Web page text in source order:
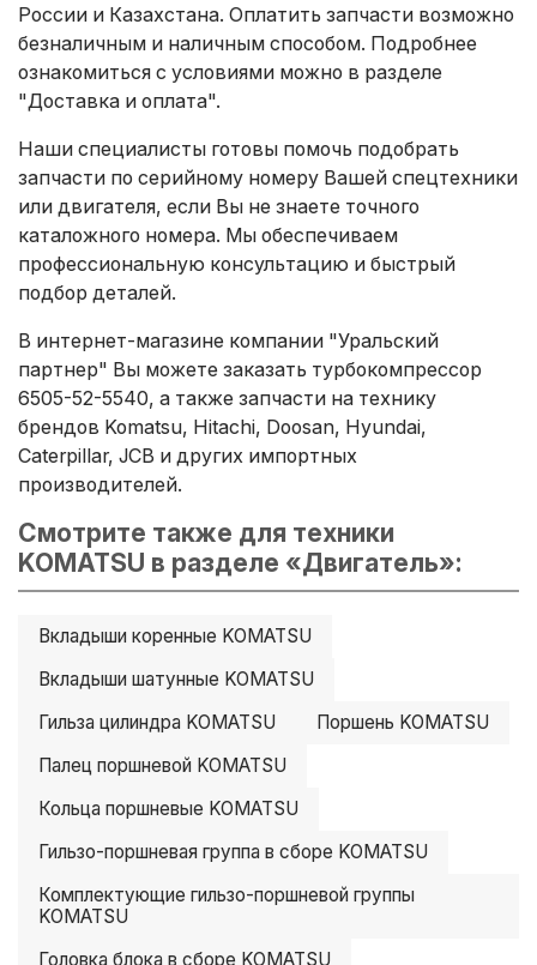
России и Казахстана. Оплатить запчасти возможно
безналичным и наличным способом. Подробнее
ознакомиться с условиями можно в разделе
"Доставка и оплата".
Наши специалисты готовы помочь подобрать
запчасти по серийному номеру Вашей спецтехники
или двигателя, если Вы не знаете точного
каталожного номера. Мы обеспечиваем
профессиональную консультацию и быстрый
подбор деталей.
В интернет-магазине компании "Уральский
партнер" Вы можете заказать турбокомпрессор
6505-52-5540, а также запчасти на технику
брендов Komatsu, Hitachi, Doosan, Hyundai,
Caterpillar, JCB и других импортных
производителей.
Смотрите также для техники
KOMATSU в разделе «Двигатель»:
Вкладыши коренные KOMATSU
Вкладыши шатунные KOMATSU
Гильза цилиндра KOMATSU
Поршень KOMATSU
Палец поршневой KOMATSU
Кольца поршневые KOMATSU
Гильзо-поршневая группа в сборе KOMATSU
Комплектующие гильзо-поршневой группы
KOMATSU
Головка блока в сборе KOMATSU